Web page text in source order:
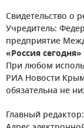
Свидетельство о
Учредитель:
предприятие
«Россия сегодня»
При любом
РИА Новости
обязательна не
Главный редактор: